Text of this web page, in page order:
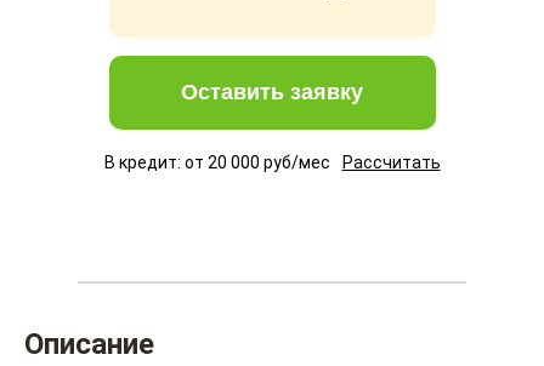
Оставить заявку
В кредит: от 20 000 руб/мес Рассчитать
Описание